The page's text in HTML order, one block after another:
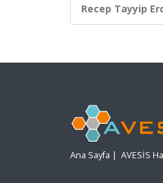
Recep Tayyip
Ana Sayfa | AVESİS